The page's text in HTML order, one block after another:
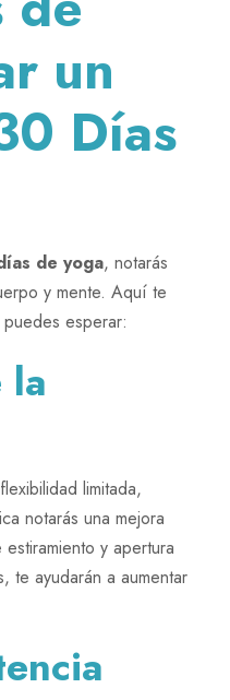
un
Días
de yoga, notarás
y mente. Aquí te
esperar:
la
limitada,
notarás una mejora
y apertura
te ayudarán a aumentar